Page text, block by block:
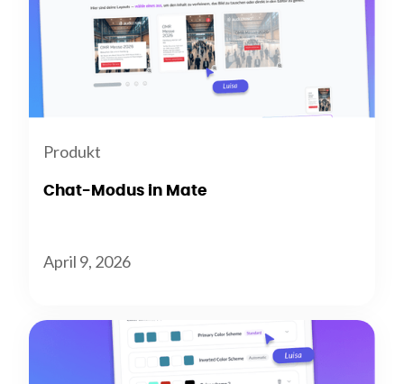
Produkt
Chat-Modus in Mate
April 9, 2026